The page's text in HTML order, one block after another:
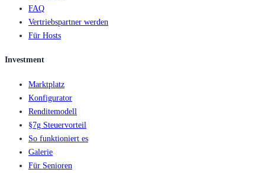
FAQ
Vertriebspartner werden
Für Hosts
Investment
Marktplatz
Konfigurator
Renditemodell
§7g Steuervorteil
So funktioniert es
Galerie
Für Senioren